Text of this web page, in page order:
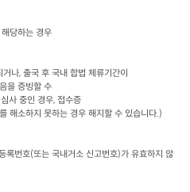
당하는 경우
거나, 출국 후 국내 합법 체류기간이
을 증빙할 수
사 중인 경우, 접수증
해소하지 못하는 경우 해지할 수 있습니다.)
록번호(또는 국내거소 신고번호)가 유효하지 않